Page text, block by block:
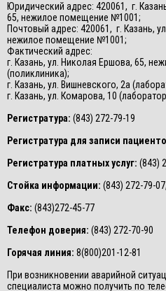
Юридический адрес: 420061, г.
65, нежилое помещение №1001;
Почтовый адрес: 420061, г. Казань,
нежилое помещение №1001;
Фактический адрес:
г. Казань, ул. Николая Ершова, 65,
(поликлиника);
г. Казань, ул. Вишневского, 2а
г. Казань, ул. Комарова, 10
Регистратура: (843) 272-79-19
Регистратура для записи
Регистратура платных услуг: (843)
Стойка информации: (843) 272-79-07,
Факс: (843)272-45-77
Телефон доверия: (843) 272-70-90
Горячая линия: 8(800)201-12-81
При возникновении аварийной
специалиста можно получить по